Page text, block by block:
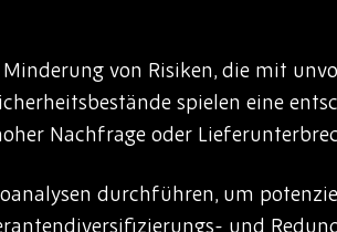
von Risiken, die mit
spielen eine
Nachfrage oder
durchführen, um
und